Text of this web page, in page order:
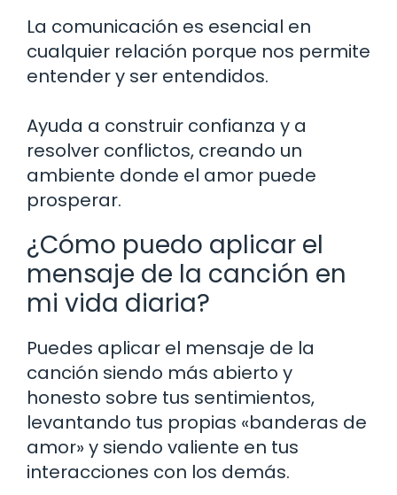
La comunicación es esencial en
cualquier relación porque nos permite
entender y ser entendidos.
Ayuda a construir confianza y a
resolver conflictos, creando un
ambiente donde el amor puede
prosperar.
¿Cómo puedo aplicar el
mensaje de la canción en
mi vida diaria?
Puedes aplicar el mensaje de la
canción siendo más abierto y
honesto sobre tus sentimientos,
levantando tus propias «banderas de
amor» y siendo valiente en tus
interacciones con los demás.